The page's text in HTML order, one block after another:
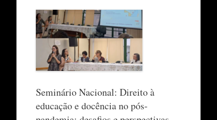
Seminário Nacional: Direito à
educação e docência no pós-